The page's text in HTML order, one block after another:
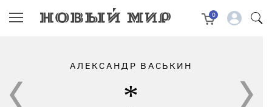
0
АЛЕКСАНДР ВАСЬКИН